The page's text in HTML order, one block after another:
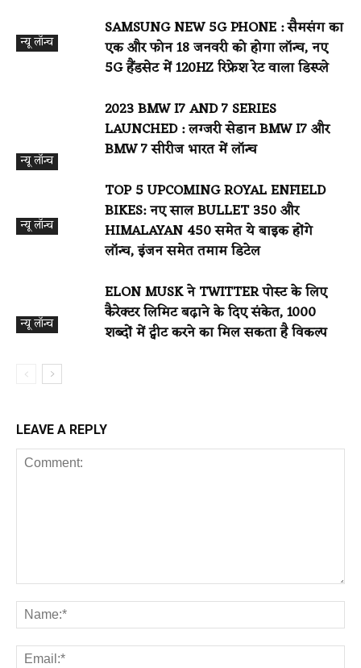
न्यू लॉन्च
न्यू लॉन्च
SAMSUNG NEW 5G PHONE : सैमसंग का
एक और फोन 18 जनवरी को होगा लॉन्च, नए
5G हैंडसेट में 120HZ रिफ्रेश रेट वाला डिस्प्ले
न्यू लॉन्च
2023 BMW I7 AND 7 SERIES
LAUNCHED : लग्जरी सेडान BMW I7 और
BMW 7 सीरीज भारत में लॉन्च
न्यू लॉन्च
TOP 5 UPCOMING ROYAL ENFIELD
BIKES: नए साल BULLET 350 और
HIMALAYAN 450 समेत ये बाइक होंगे
लॉन्च, इंजन समेत तमाम डिटेल
न्यू लॉन्च
ELON MUSK ने TWITTER पोस्ट के लिए
कैरेक्टर लिमिट बढ़ाने के दिए संकेत, 1000
शब्दों में ट्वीट करने का मिल सकता है विकल्प
LEAVE A REPLY